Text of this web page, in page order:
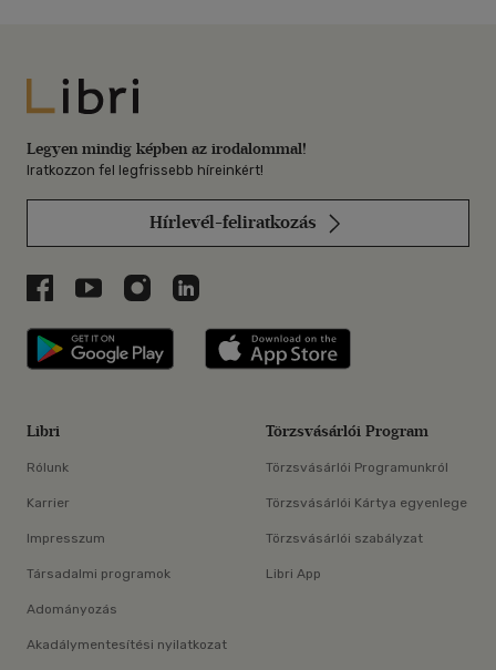
Libri
Legyen mindig képben az irodalommal!
Iratkozzon fel legfrissebb híreinkért!
Hírlevél-feliratkozás
Libri a Facebookon
Libri a Youtube-on
Libri az Instagramon
Libri a LinkedInen
Libri applikáció Szerezd meg: Google
Libri
Rólunk
Karrier
Impresszum
Társadalmi programok
Adományozás
Akadálymentesítési nyilatkozat
Törzsvásárlói Program
Törzsvásárlói Programunkról
Törzsvásárlói Kártya egyenlege
Törzsvásárlói szabályzat
Libri App